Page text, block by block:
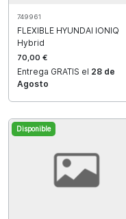
749961
FLEXIBLE HYUNDAI IONIQ
Hybrid
70,00 €
Entrega GRATIS el 28 de
Agosto
Disponible